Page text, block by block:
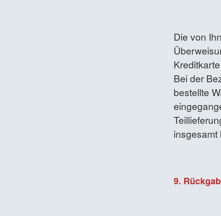
Die von
Bei der
bestellte
insgesamt
9.